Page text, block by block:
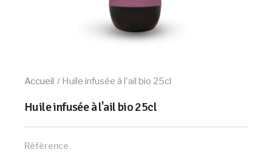
Accueil Huile infusée à l'ail bio 25cl
Huile infusée à l'ail bio 25cl
Référence